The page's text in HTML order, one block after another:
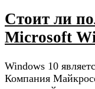
Стоит ли
Microsoft
Windows 10
Компания